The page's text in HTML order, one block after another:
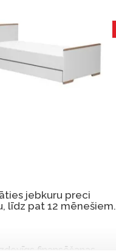
jebkuru preci
līdz pat 12 mēnešiem.